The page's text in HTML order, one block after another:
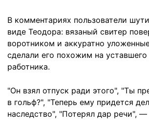
В комментариях пользователи
виде Теодора: вязаный свитер
воротником и аккуратно
сделали его похожим на
работника.
"Он взял отпуск ради этого", "Ты
в гольф?", "Теперь ему придется
наследство", "Потерял дар речи", —